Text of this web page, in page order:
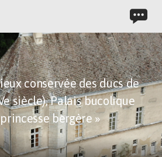
conservée des ducs de
siècle),Palais bucolique
princesse bergère »